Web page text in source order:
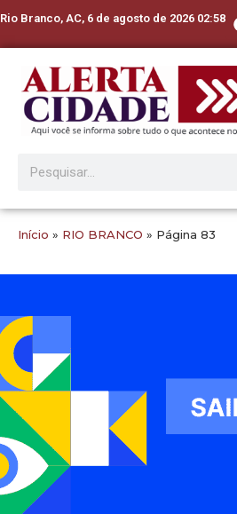
Rio Branco, AC, 6 de agosto de 2026 02:58
Início » RIO BRANCO » Página 83